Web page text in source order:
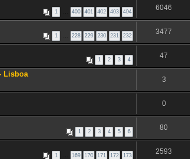
1 400 401 402 403 404 6046
1 228 229 230 231 232 3477
1 2 3 4 47
Lisboa
3
0
1 2 3 4 5 6 80
1 169 170 171 172 173 2593